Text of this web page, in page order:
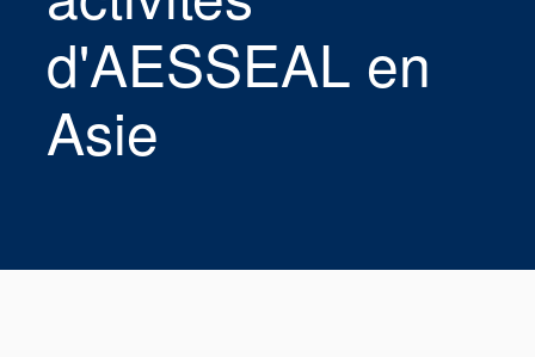
tresses
d’étanchéité
Système de
joint
d'AESSEAL en
Asie